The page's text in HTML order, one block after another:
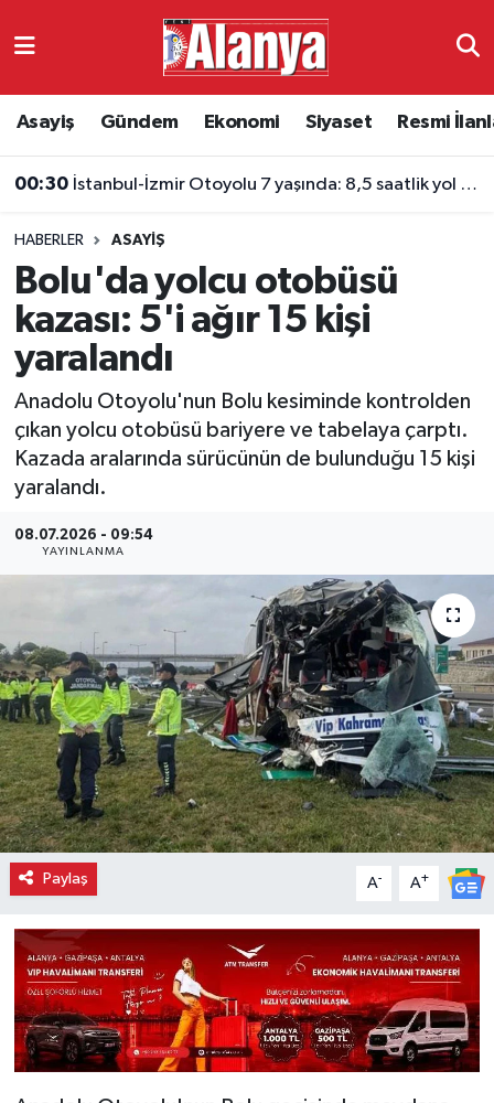
Asayiş Gündem Ekonomi Siyaset Resmi
00:30 İstanbul-İzmir Otoyolu 7 yaşında: 8,5 saatlik yol 3,5 saate indi
HABERLER ASAYIŞ
Bolu'da yolcu otobüsü
kazası: 5'i ağır 15 kişi
yaralandı
Anadolu Otoyolu'nun Bolu kesiminde kontrolden
çıkan yolcu otobüsü bariyere ve tabelaya çarptı.
Kazada aralarında sürücünün de bulunduğu 15 kişi
yaralandı.
08.07.2026 - 09:54
YAYINLANMA
Paylaş A- A+
Ekonomi
Resmi İlanlar
Alanyaspor
Turizm
E-Gazete
Antalya Namaz Vakitleri
Antalya Trafik Yoğunluk Haritası
Süper Lig Puan Durumu ve Fikstür
Tüm Manşetler
Son Dakika Haberleri
Haber Arşivi